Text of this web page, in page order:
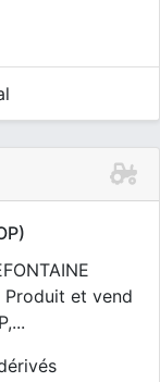
Produit et vend